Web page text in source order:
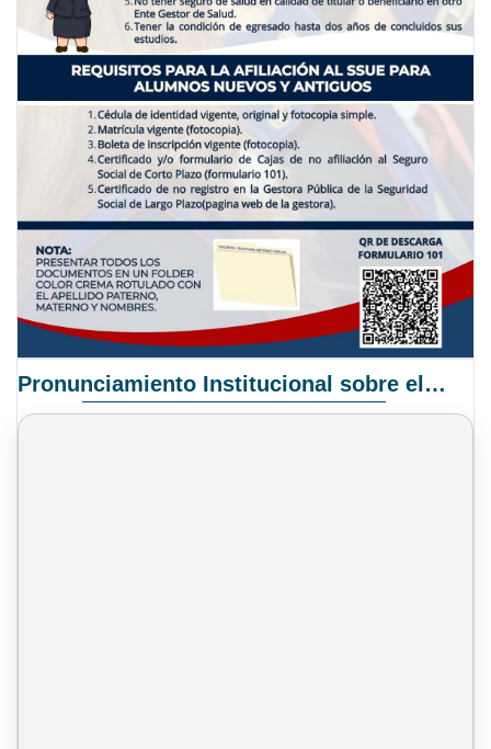
Pronunciamiento Institucional sobre el Proyecto de Ley N° 068/2025-2026 C.S.